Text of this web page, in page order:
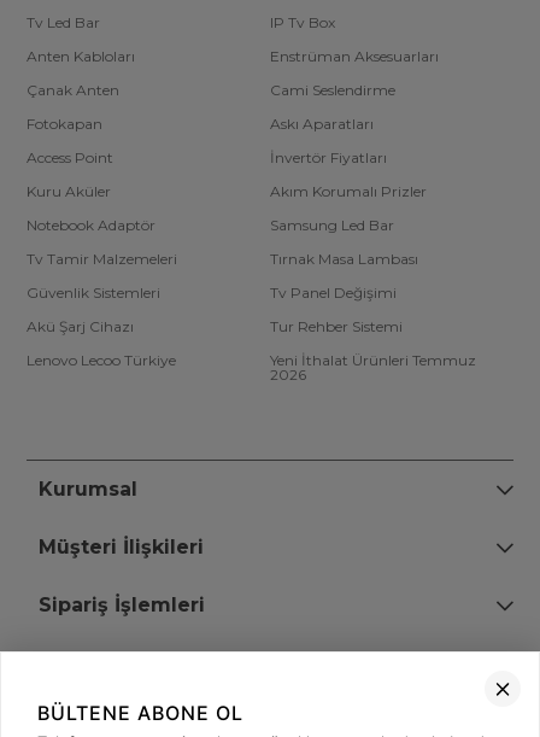
Tv Led Bar
IP Tv Box
Anten Kabloları
Enstrüman Aksesuarları
Çanak Anten
Cami Seslendirme
Fotokapan
Askı Aparatları
Access Point
İnvertör Fiyatları
Kuru Aküler
Akım Korumalı Prizler
Notebook Adaptör
Samsung Led Bar
Tv Tamir Malzemeleri
Tırnak Masa Lambası
Güvenlik Sistemleri
Tv Panel Değişimi
Akü Şarj Cihazı
Tur Rehber Sistemi
Lenovo Lecoo Türkiye
Yeni İthalat Ürünleri Temmuz
2026
Kurumsal
Müşteri İlişkileri
Sipariş İşlemleri
+90 (850) 473 08 08
BÜLTENE ABONE OL